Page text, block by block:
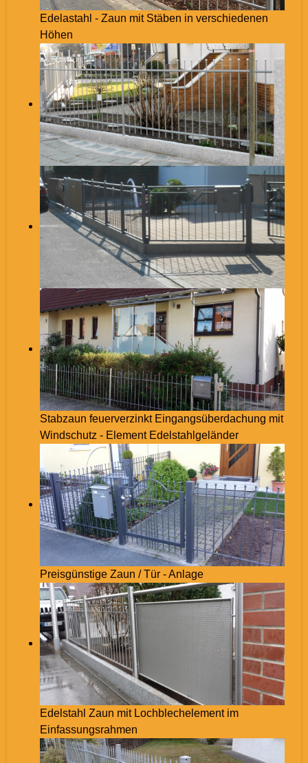
Edelastahl - Zaun mit Stäben in verschiedenen
Höhen
Stabzaun feuerverzinkt Eingangsüberdachung mit
Windschutz - Element Edelstahlgeländer
Preisgünstige Zaun / Tür - Anlage
Edelstahl Zaun mit Lochblechelement im
Einfassungsrahmen